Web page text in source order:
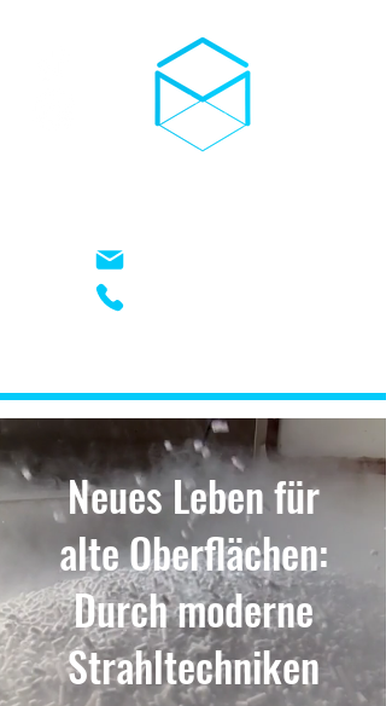
Neues Leben für
alte Oberflächen:
Durch moderne
Strahltechniken